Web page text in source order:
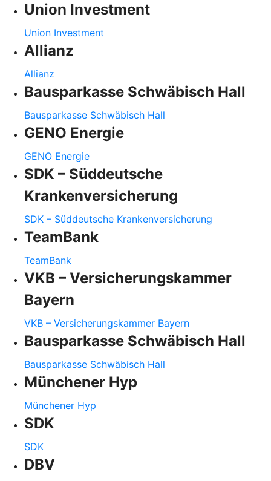
Union Investment
Union Investment
Allianz
Allianz
Bausparkasse Schwäbisch Hall
Bausparkasse Schwäbisch Hall
GENO Energie
GENO Energie
SDK – Süddeutsche
Krankenversicherung
SDK – Süddeutsche Krankenversicherung
TeamBank
TeamBank
VKB – Versicherungskammer
Bayern
VKB – Versicherungskammer Bayern
Bausparkasse Schwäbisch Hall
Bausparkasse Schwäbisch Hall
Münchener Hyp
Münchener Hyp
SDK
SDK
DBV